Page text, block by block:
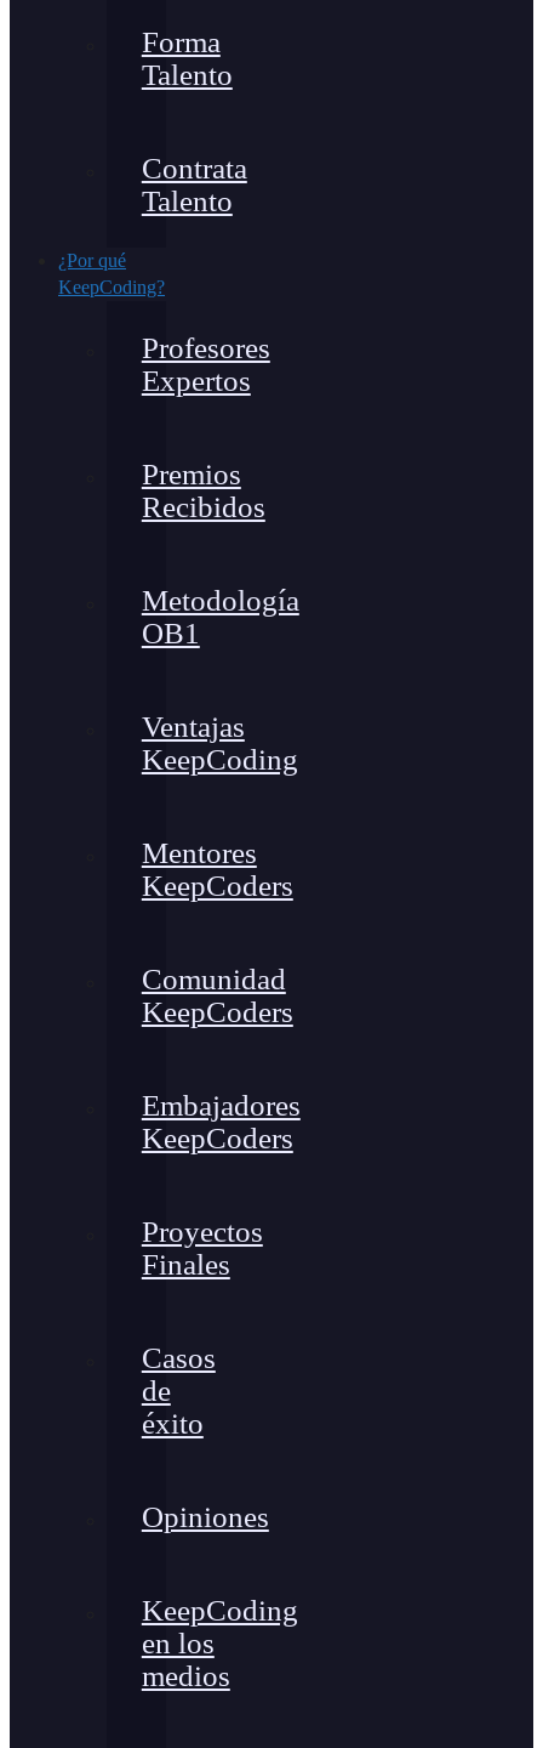
Forma
Talento
Contrata
Talento
¿Por qué
KeepCoding?
Profesores
Expertos
Premios
Recibidos
Metodología
OB1
Ventajas
KeepCoding
Mentores
KeepCoders
Comunidad
KeepCoders
Embajadores
KeepCoders
Proyectos
Finales
Casos
de
éxito
Opiniones
KeepCoding
en los
medios